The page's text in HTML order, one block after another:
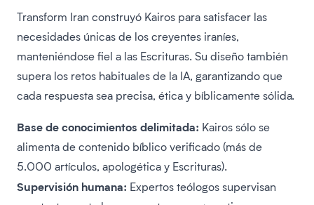
Transform Iran construyó Kairos para satisfacer las
necesidades únicas de los creyentes iraníes,
manteniéndose fiel a las Escrituras. Su diseño también
supera los retos habituales de la IA, garantizando que
cada respuesta sea precisa, ética y bíblicamente sólida.
Base de conocimientos delimitada: Kairos sólo se
alimenta de contenido bíblico verificado (más de
5.000 artículos, apologética y Escrituras).
Supervisión humana: Expertos teólogos supervisan